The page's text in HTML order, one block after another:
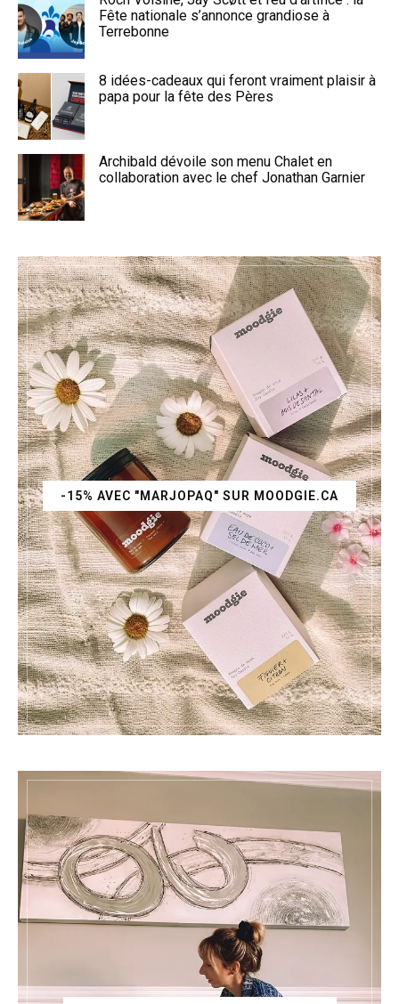
Fête nationale s’annonce grandiose à
Terrebonne
8 idées-cadeaux qui feront vraiment plaisir à
papa pour la fête des Pères
Archibald dévoile son menu Chalet en
collaboration avec le chef Jonathan Garnier
-15% AVEC "MARJOPAQ" SUR MOODGIE.CA